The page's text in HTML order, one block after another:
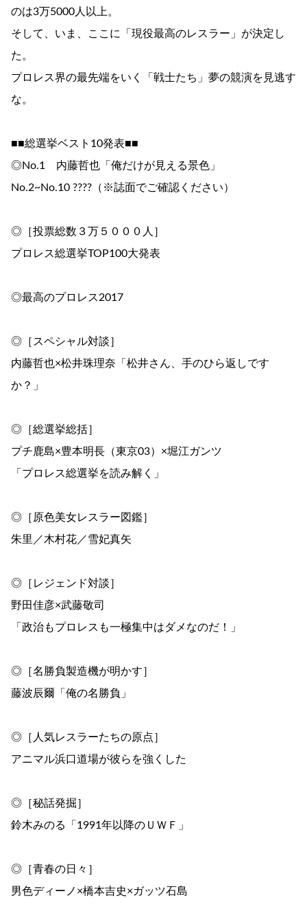
のは3万5000人以上。
そして、いま、ここに「現役最高のレスラー」が決定し
た。
プロレス界の最先端をいく「戦士たち」夢の競演を見逃す
な。
■■総選挙ベスト10発表■■
◎No.1 内藤哲也「俺だけが見える景色」
No.2~No.10 ????（※誌面でご確認ください）
◎［投票総数３万５０００人］
プロレス総選挙TOP100大発表
◎最高のプロレス2017
◎［スペシャル対談］
内藤哲也×松井珠理奈「松井さん、手のひら返しです
か？」
◎［総選挙総括］
プチ鹿島×豊本明長（東京03）×堀江ガンツ
「プロレス総選挙を読み解く」
◎［原色美女レスラー図鑑］
朱里／木村花／雪妃真矢
◎［レジェンド対談］
野田佳彦×武藤敬司
「政治もプロレスも一極集中はダメなのだ！」
◎［名勝負製造機が明かす］
藤波辰爾「俺の名勝負」
◎［人気レスラーたちの原点］
アニマル浜口道場が彼らを強くした
◎［秘話発掘］
鈴木みのる「1991年以降のＵＷＦ」
◎［青春の日々］
男色ディーノ×橋本吉史×ガッツ石島